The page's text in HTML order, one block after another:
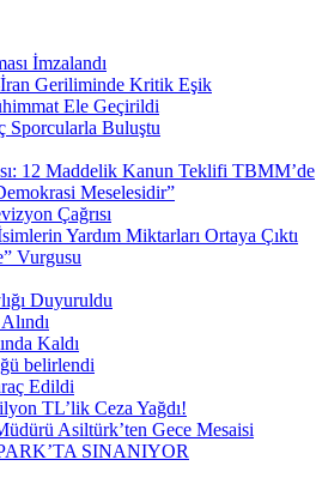
İmzalandı
Geriliminde Kritik Eşik
Ele Geçirildi
Sporcularla Buluştu
12 Maddelik Kanun Teklifi TBMM’de
Meselesidir”
Çağrısı
Yardım Miktarları Ortaya Çıktı
Vurgusu
Duyuruldu
Kaldı
belirlendi
Edildi
TL’lik Ceza Yağdı!
Asiltürk’ten Gece Mesaisi
SINANIYOR